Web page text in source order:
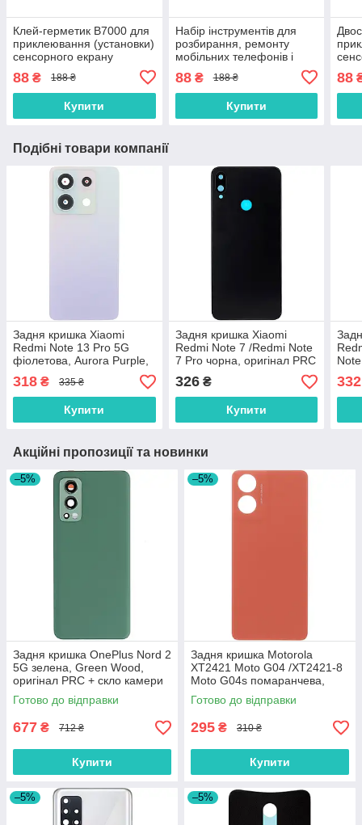
Клей-герметик B7000 для
приклеювання (установки)
сенсорного екрану
(модуля) 15 мл
88 ₴ 188 ₴
Купити
Набір інструментів для
розбирання, ремонту
мобільних телефонів і
88₴ 188 ₴
Купити
88
Подібні товари компанії
Задня кришка Xiaomi
Redmi Note 13 Pro 5G
фіолетова, Aurora Purple,
оригінал PRC + скло
камери
318 ₴ 335 ₴
Купити
Задня кришка Xiaomi
Redmi Note 7 /Redmi Note
7 Pro чорна, оригінал PRC
+ скло камери
326₴
Купити
332
Акційні пропозиції та новинки
–5%
Задня кришка OnePlus Nord 2
5G зелена, Green Wood,
оригінал PRC + скло камери
Готово до відправки
677 ₴ 712 ₴
Купити
–5%
Задня кришка Motorola
XT2421 Moto G04 /XT2421-8
Moto G04s помаранчева,
Sunrise Orange, оригінал
PRC
Готово до відправки
295 ₴ 310 ₴
Купити
–5% –5%